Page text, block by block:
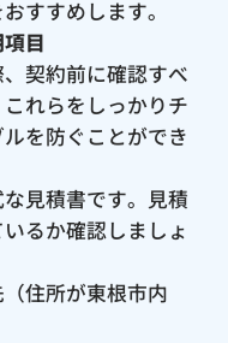
すすめします。
目
契約前に確認すべ
れらをしっかりチ
を防ぐことができ
見積書です。見積
るか確認しましょ
住所が東根市内